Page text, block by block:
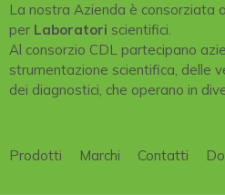
La nostra Azienda è consorziata
per Laboratori scientifici.
Al consorzio CDL partecipano
strumentazione scientifica, delle
dei diagnostici, che operano in
Prodotti Marchi Contatti